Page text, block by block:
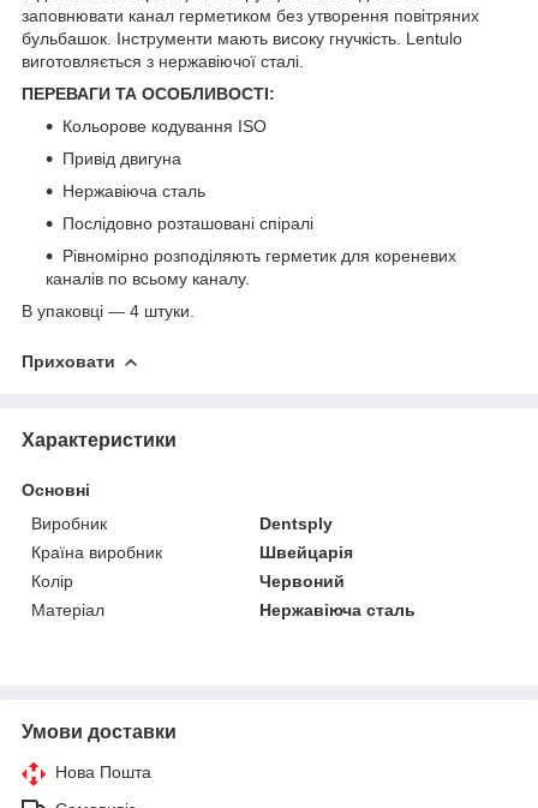
заповнювати канал герметиком без утворення повітряних
бульбашок. Інструменти мають високу гнучкість. Lentulo
виготовляється з нержавіючої сталі.
ПЕРЕВАГИ ТА ОСОБЛИВОСТІ:
Кольорове кодування ISO
Привід двигуна
Нержавіюча сталь
Послідовно розташовані спіралі
Рівномірно розподіляють герметик для кореневих
каналів по всьому каналу.
В упаковці — 4 штуки.
Приховати
Характеристики
Основні
Виробник
Dentsply
Країна виробник
Швейцарія
Колір
Червоний
Матеріал
Нержавіюча сталь
Умови доставки
Нова Пошта